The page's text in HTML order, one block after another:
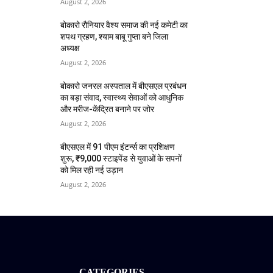
बोकारो रौनियार वैश्य समाज की नई कमेटी का
शपथ ग्रहण, श्याम बाबू गुप्ता बने जिला
अध्यक्ष
August 2, 2026
बोकारो जनरल अस्पताल में बीएसएल प्रबंधन
का बड़ा संवाद, स्वास्थ्य सेवाओं को आधुनिक
और मरीज-केंद्रित बनाने पर जोर
August 2, 2026
बीएसएल में 91 पीएम इंटर्न्स का प्रशिक्षण
शुरू, ₹9,000 स्टाइपेंड से युवाओं के सपनों
को मिल रही नई उड़ान
August 2, 2026